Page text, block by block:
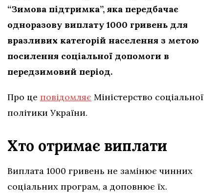
“Зимова підтримка”, яка передбачає
одноразову виплату 1000 гривень для
вразливих категорій населення з метою
посилення соціальної допомоги в
передзимовий період.
Про це повідомляє Міністерство соціальної
політики України.
Хто отримає виплати
Виплата 1000 гривень не замінює чинних
соціальних програм, а доповнює їх.